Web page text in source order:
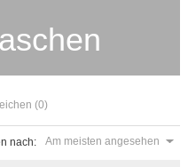
(0)
nach: Am meisten angesehen